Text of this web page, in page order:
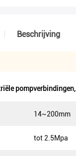
Beschrijving
pompverbindingen,
14~200mm
tot 2.5Mpa